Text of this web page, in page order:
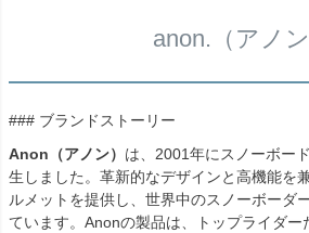
anon.（アノン
### ブランドストーリー
Anon（アノン） は、2001年にスノーボー
生しました。革新的なデザインと高機能を
ルメットを提供し、世界中のスノーボーダ
ています。Anonの製品は、トップライダー